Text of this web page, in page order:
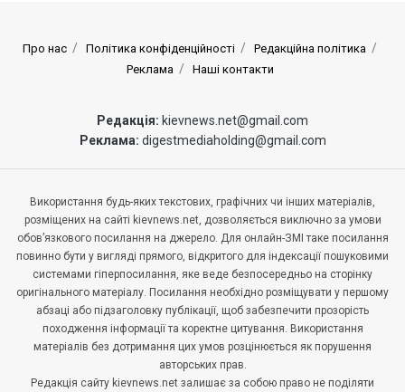
Про нас Політика конфіденційності
Редакційна політика
Реклама
Наші контакти
Редакція: kievnews.net@gmail.com
Реклама: digestmediaholding@gmail.com
Використання будь-яких текстових, графічних чи інших матеріалів,
розміщених на сайті kievnews.net, дозволяється виключно за умови
обов’язкового посилання на джерело. Для онлайн-ЗМІ таке посилання
повинно бути у вигляді прямого, відкритого для індексації пошуковими
системами гіперпосилання, яке веде безпосередньо на сторінку
оригінального матеріалу. Посилання необхідно розміщувати у першому
абзаці або підзаголовку публікації, щоб забезпечити прозорість
походження інформації та коректне цитування. Використання
матеріалів без дотримання цих умов розцінюється як порушення
авторських прав.
Редакція сайту kievnews.net залишає за собою право не поділяти